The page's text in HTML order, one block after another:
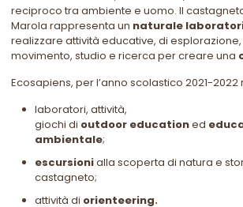
reciproco tra ambiente e uomo. Il
Marola rappresenta un naturale
realizzare attività educative, di
movimento, studio e ricerca per creare una
Ecosapiens, per l’anno scolastico 2021-2022
laboratori, attività,
giochi di outdoor educationed
ambientale;
escursionialla scoperta di natura e
castagneto;
attività di orienteering.